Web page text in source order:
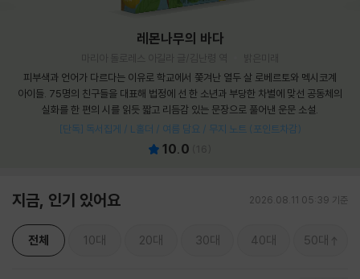
레몬나무의 바다
피부색과 언어가 다르다는 이유로 학교에서 쫓겨난 열두 살 로베르토와 멕시코계
아이들. 75명의 친구들을 대표해 법정에 선 한 소년과 부당한 차별에 맞선 공동체의
실화를 한 편의 시를 읽듯 짧고 리듬감 있는 문장으로 풀어낸 운문 소설.
[단독] 독서집게 / L홀더 / 여름 담요 / 무지 노트 (포인트차감)
10.0
지금, 인기 있어요 2026.08.11 05:39 기준
전체 10대 20대 30대 40대 50대